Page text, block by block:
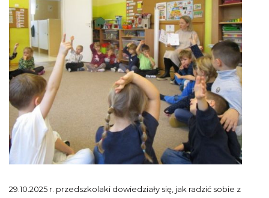
29.10.2025 r. przedszkolaki dowiedziały się, jak radzić sobie z